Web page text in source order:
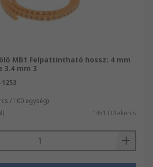
MB1 Felpattintható hossz: 4 mm
3.4 mm 3
1253
/ 100 egység)
1451 Ft/tekercs